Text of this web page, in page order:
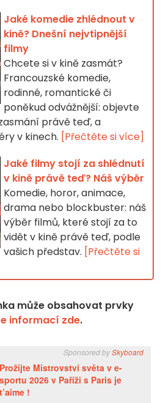
Jaké komedie zhlédnout v
kině? Dnešní nejvtipnější
filmy
Chcete si v kině zasmát?
Francouzské komedie,
rodinné, romantické či
poněkud odvážnější: objevte
právě teď, a
v kinech. [Přečtěte si více]
Jaké filmy stojí za shlédnutí
v kině právě teď? Náš výběr
Komedie, horor, animace,
drama nebo blockbuster: náš
výběr filmů, které stojí za to
vidět v kině právě teď, podle
vašich představ. [Přečtěte si
může obsahovat prvky
informací zde.